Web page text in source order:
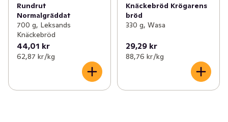
Rundrut
Normalgräddat
700 g, Leksands
Knäckebröd
44,01 kr
62,87 kr /kg
Knäckebröd Krögarens
bröd
330 g, Wasa
29,29 kr
88,76 kr /kg